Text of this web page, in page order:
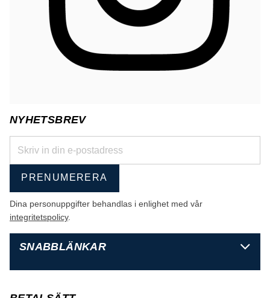
NYHETSBREV
PRENUMERERA
Dina personuppgifter behandlas i enlighet med vår
integritetspolicy.
SNABBLÄNKAR